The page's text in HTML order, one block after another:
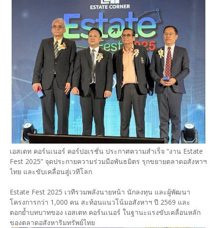
เอสเตท คอร์นเนอร์ คอร์ปอเรชั่น ประกาศความสำเร็จ “งาน Estate
Fest 2025” จุดประกายความร่วมมือพันธมิตร รุกขยายตลาดอสังหาฯ
ไทย และขับเคลื่อนสู่เวทีโลก
Estate Fest 2025 เวทีรวมพลังนายหน้า นักลงทุน และผู้พัฒนา
โครงการกว่า 1,000 คน สะท้อนแนวโน้มอสังหาฯ ปี 2569 และ
ตอกย้ำบทบาทของ เอสเตท คอร์นเนอร์ ในฐานะแรงขับเคลื่อนหลัก
ของตลาดอสังหาริมทรัพย์ไทย